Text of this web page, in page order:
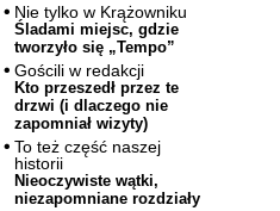
Nie tylko w Krążowniku
Śladami miejsc, gdzie
tworzyło się „Tempo”
Gościli w redakcji
Kto przeszedł przez te
drzwi (i dlaczego nie
zapomniał wizyty)
To też część naszej
historii
Nieoczywiste wątki,
niezapomniane rozdziały